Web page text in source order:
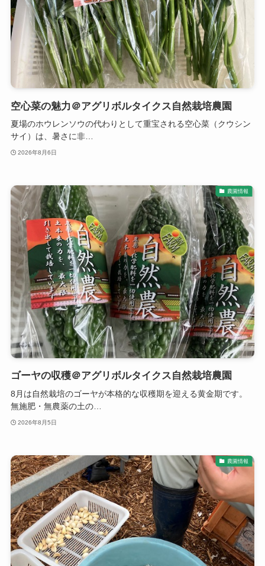
空心菜の魅力＠アグリボルタイクス自然栽培農園
夏場のホウレンソウの代わりとして重宝される空心菜（クウシン
サイ）は、暑さに非…
2026年8月6日
農園情報
ゴーヤの収穫＠アグリボルタイクス自然栽培農園
8月は自然栽培のゴーヤが本格的な収穫期を迎える黄金期です。
無施肥・無農薬の土の…
2026年8月5日
農園情報